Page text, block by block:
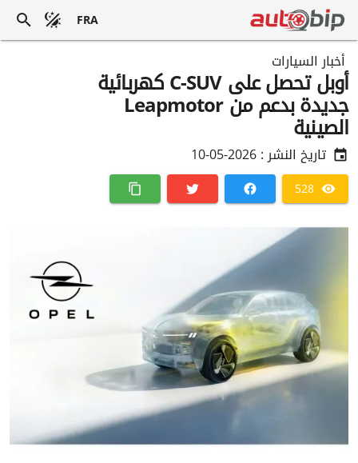
FRA
أخبار السيارات
أوبل تحصل على C-SUV كهربائية
جديدة بدعم من Leapmotor
الصينية
تاريخ النشر :2026-05-10
528